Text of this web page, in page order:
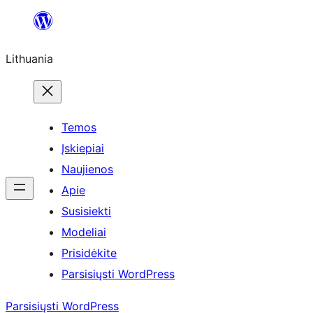
turinio
Lithuania
Temos
Įskiepiai
Naujienos
Apie
Susisiekti
Modeliai
Prisidėkite
Parsisiųsti WordPress
Parsisiųsti WordPress